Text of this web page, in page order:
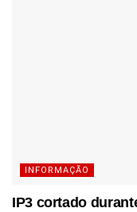
INFORMAÇÃO
IP3 cortado